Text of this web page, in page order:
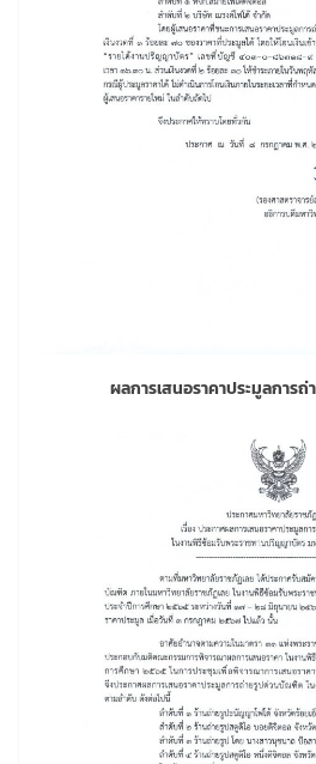
ผลการเสนอราคาประมูลการ